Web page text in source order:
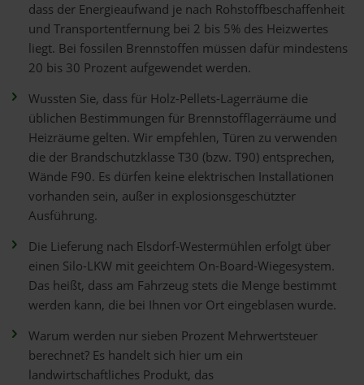
dass der Energieaufwand je nach Rohstoffbeschaffenheit
und Transportentfernung bei 2 bis 5% des Heizwertes
liegt. Bei fossilen Brennstoffen müssen dafür mindestens
20 bis 30 Prozent aufgewendet werden.
Wussten Sie, dass für Holz-Pellets-Lagerräume die
üblichen Bestimmungen für Brennstofflagerräume und
Heizräume gelten. Wir empfehlen, Türen zu verwenden
die der Brandschutzklasse T30 (bzw. T90) entsprechen,
Wände F90. Es dürfen keine elektrischen Installationen
vorhanden sein, außer in explosionsgeschützter
Ausführung.
Die Lieferung nach Elsdorf-Westermühlen erfolgt über
einen Silo-LKW mit geeichtem On-Board-Wiegesystem.
Das heißt, dass am Fahrzeug stets die Menge bestimmt
werden kann, die bei Ihnen vor Ort eingeblasen wurde.
Warum werden nur sieben Prozent Mehrwertsteuer
berechnet? Es handelt sich hier um ein
landwirtschaftliches Produkt, das